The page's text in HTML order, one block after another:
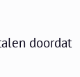
doordat